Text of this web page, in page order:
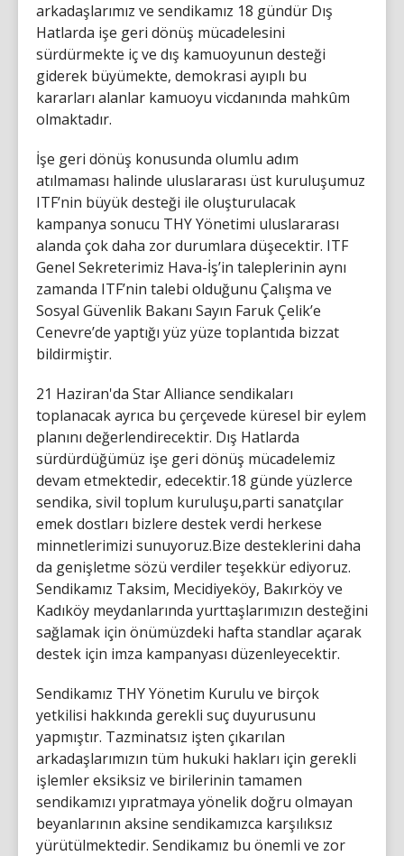
arkadaşlarımız ve sendikamız 18 gündür Dış
Hatlarda işe geri dönüş mücadelesini
sürdürmekte iç ve dış kamuoyunun desteği
giderek büyümekte, demokrasi ayıplı bu
kararları alanlar kamuoyu vicdanında mahkûm
olmaktadır.
İşe geri dönüş konusunda olumlu adım
atılmaması halinde uluslararası üst kuruluşumuz
ITF’nin büyük desteği ile oluşturulacak
kampanya sonucu THY Yönetimi uluslararası
alanda çok daha zor durumlara düşecektir. ITF
Genel Sekreterimiz Hava-İş’in taleplerinin aynı
zamanda ITF’nin talebi olduğunu Çalışma ve
Sosyal Güvenlik Bakanı Sayın Faruk Çelik’e
Cenevre’de yaptığı yüz yüze toplantıda bizzat
bildirmiştir.
21 Haziran'da Star Alliance sendikaları
toplanacak ayrıca bu çerçevede küresel bir eylem
planını değerlendirecektir. Dış Hatlarda
sürdürdüğümüz işe geri dönüş mücadelemiz
devam etmektedir, edecektir.18 günde yüzlerce
sendika, sivil toplum kuruluşu,parti sanatçılar
emek dostları bizlere destek verdi herkese
minnetlerimizi sunuyoruz.Bize desteklerini daha
da genişletme sözü verdiler teşekkür ediyoruz.
Sendikamız Taksim, Mecidiyeköy, Bakırköy ve
Kadıköy meydanlarında yurttaşlarımızın desteğini
sağlamak için önümüzdeki hafta standlar açarak
destek için imza kampanyası düzenleyecektir.
Sendikamız THY Yönetim Kurulu ve birçok
yetkilisi hakkında gerekli suç duyurusunu
yapmıştır. Tazminatsız işten çıkarılan
arkadaşlarımızın tüm hukuki hakları için gerekli
işlemler eksiksiz ve birilerinin tamamen
sendikamızı yıpratmaya yönelik doğru olmayan
beyanlarının aksine sendikamızca karşılıksız
yürütülmektedir. Sendikamız bu önemli ve zor